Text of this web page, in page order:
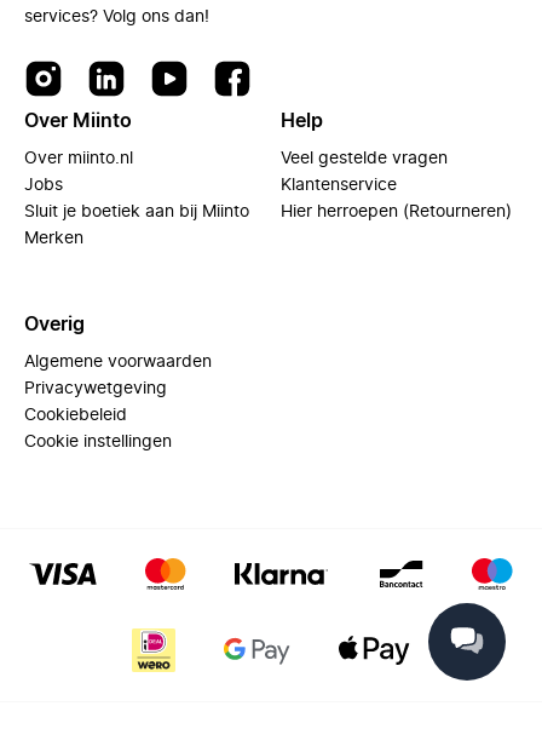
services? Volg ons dan!
Over Miinto
Over miinto.nl
Jobs
Sluit je boetiek aan bij Miinto
Merken
Help
Veel gestelde vragen
Klantenservice
Hier herroepen (Retourneren)
Overig
Algemene voorwaarden
Privacywetgeving
Cookiebeleid
Cookie instellingen